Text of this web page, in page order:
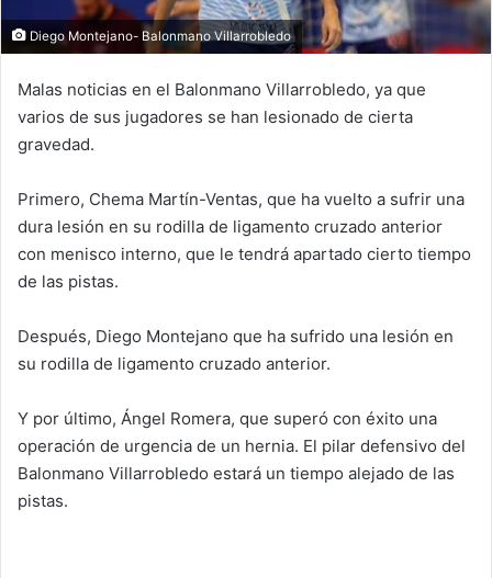
Diego Montejano- Balonmano Villarrobledo
Malas noticias en el Balonmano Villarrobledo, ya que
varios de sus jugadores se han lesionado de cierta
gravedad.
Primero, Chema Martín-Ventas, que ha vuelto a sufrir una
dura lesión en su rodilla de ligamento cruzado anterior
con menisco interno, que le tendrá apartado cierto tiempo
de las pistas.
Después, Diego Montejano que ha sufrido una lesión en
su rodilla de ligamento cruzado anterior.
Y por último, Ángel Romera, que superó con éxito una
operación de urgencia de un hernia. El pilar defensivo del
Balonmano Villarrobledo estará un tiempo alejado de las
pistas.